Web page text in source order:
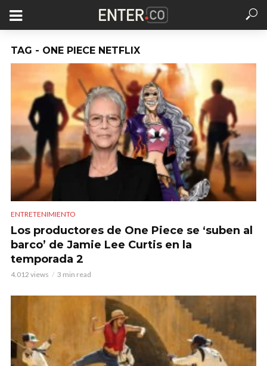
TAG - ONE PIECE NETFLIX
ENTRETENIMIENTO
Los productores de One Piece se ‘suben al
barco’ de Jamie Lee Curtis en la
temporada 2
4.012 views 3 min read